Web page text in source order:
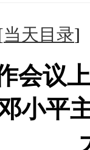
当天目录
会议
小平